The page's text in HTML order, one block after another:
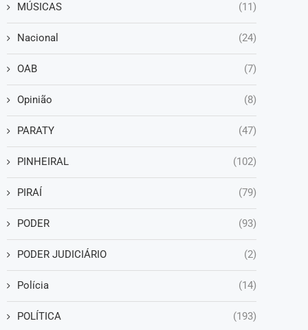
MÚSICAS (11)
Nacional (24)
OAB (7)
Opinião (8)
PARATY (47)
PINHEIRAL (102)
PIRAÍ (79)
PODER (93)
PODER JUDICIÁRIO (2)
Polícia (14)
POLÍTICA (193)